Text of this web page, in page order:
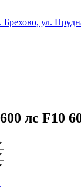
ул.
лс F10